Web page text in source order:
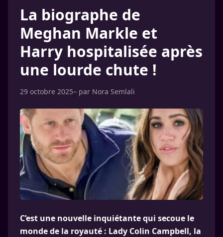
La biographe de
Meghan Markle et
Harry hospitalisée après
une lourde chute !
29 octobre 2025– par Nora Semlali
C’est une nouvelle inquiétante qui secoue le
monde de la royauté : Lady Colin Campbell, la